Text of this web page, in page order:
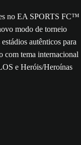
no EA SPORTS FC™
modo de torneio
autênticos para
com tema internacional
e Heróis/Heroínas